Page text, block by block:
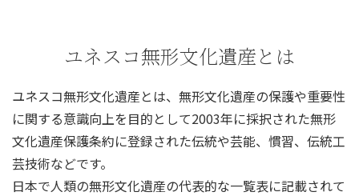
ユネスコ無形文化遺産とは
ユネスコ無形文化遺産とは、無形文化遺産の保護や重要性
に関する意識向上を目的として2003年に採択された無形
文化遺産保護条約に登録された伝統や芸能、慣習、伝統工
芸技術などです。
日本で人類の無形文化遺産の代表的な一覧表に記載されて